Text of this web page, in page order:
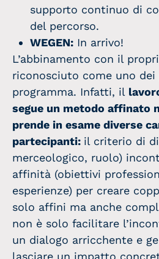
supporto continuo di
del percorso.
WEGEN: In arrivo!
L’abbinamento con il
riconosciuto come uno
programma. Infatti, il
segue un metodo affinato
prende in esame diverse
partecipanti: il criterio di
merceologico, ruolo)
affinità (obiettivi
esperienze) per creare
solo affini ma anche
non è solo facilitare
un dialogo arricchente e
lasciare un impatto